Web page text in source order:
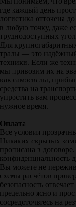
где каждый день
логистика отточена
в любую точку, даже
труднодоступных
Для
тралы — это
техники. Если же
мы привозим их на
как самосвалы,
средства на
упростить вам
нужное время.
Оплата
Все условия
Никаких скрытых
прописана в
конфиденциальность
Вы можете не
схемы расчётов
безопасность
предельно ясно и
сосредоточьтесь на